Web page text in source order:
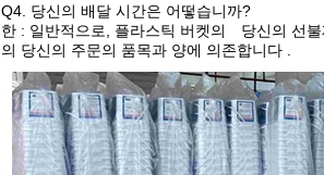
Q4. 당신의 배달 시간은 어떻습니까?
한 : 일반적으로, 플라스틱 버켓의 당신의 선
의 당신의 주문의 품목과 양에 의존합니다 .